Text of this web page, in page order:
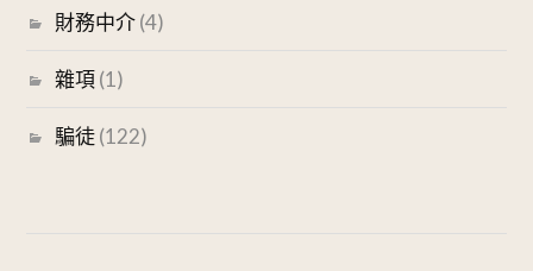
財務中介(4)
雜項(1)
騙徒(122)